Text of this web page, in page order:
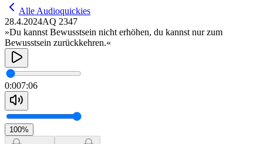
Alle Audioquickies
28.4.2024AQ 2347
»Du kannst Bewusstsein nicht erhöhen, du kannst nur zum
Bewusstsein zurückkehren.«
0:007:06
100%